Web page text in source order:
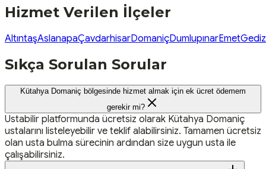
Hizmet Verilen İlçeler
AltıntaşAslanapaÇavdarhisarDomaniçDumlupınarEmetGediz
Sıkça Sorulan Sorular
Kütahya Domaniç bölgesinde hizmet almak için ek ücret ödemem
gerekir mi?
Ustabilir platformunda ücretsiz olarak Kütahya Domaniç
ustalarını listeleyebilir ve teklif alabilirsiniz. Tamamen ücretsiz
olan usta bulma sürecinin ardından size uygun usta ile
çalışabilirsiniz.